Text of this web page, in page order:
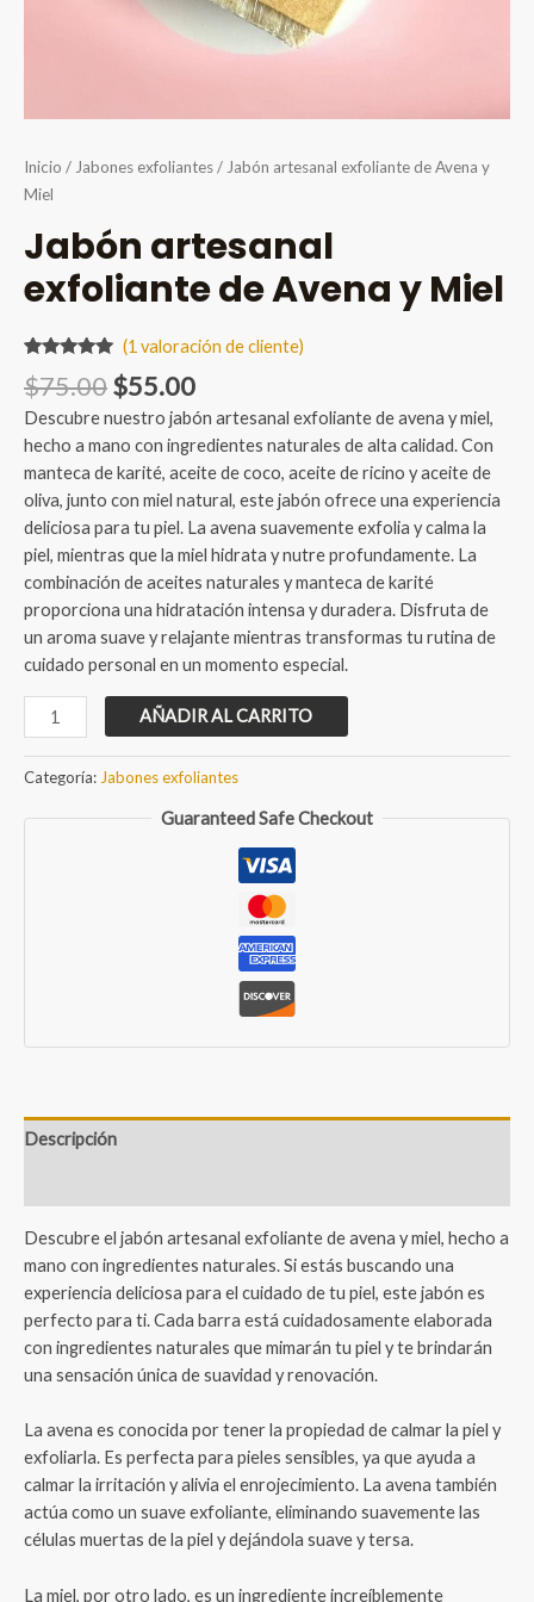
Inicio /Jabones exfoliantes/ Jabón artesanal exfoliante de Avena y
Miel
Jabón artesanal
exfoliante de Avena y Miel
Valorado
5.00sobre
5 basado
en
1
puntuación
de cliente
(1 valoración de cliente)
$75.00Original
price
was:
$75.00.
$55.00Current
price
is:
$55.00.
Descubre nuestro jabón artesanal exfoliante de avena y miel,
hecho a mano con ingredientes naturales de alta calidad. Con
manteca de karité, aceite de coco, aceite de ricino y aceite de
oliva, junto con miel natural, este jabón ofrece una experiencia
deliciosa para tu piel. La avena suavemente exfolia y calma la
piel, mientras que la miel hidrata y nutre profundamente. La
combinación de aceites naturales y manteca de karité
proporciona una hidratación intensa y duradera. Disfruta de
un aroma suave y relajante mientras transformas tu rutina de
cuidado personal en un momento especial.
Jabón
artesanal
exfoliante
Avena
AÑADIR AL CARRITO
Categoría: Jabones exfoliantes
Guaranteed Safe Checkout
Descripción
Descubre el jabón artesanal exfoliante de avena y miel, hecho a
mano con ingredientes naturales. Si estás buscando una
experiencia deliciosa para el cuidado de tu piel, este jabón es
perfecto para ti. Cada barra está cuidadosamente elaborada
con ingredientes naturales que mimarán tu piel y te brindarán
una sensación única de suavidad y renovación.
La avena es conocida por tener la propiedad de calmar la piel y
exfoliarla. Es perfecta para pieles sensibles, ya que ayuda a
calmar la irritación y alivia el enrojecimiento. La avena también
actúa como un suave exfoliante, eliminando suavemente las
células muertas de la piel y dejándola suave y tersa.
La miel, por otro lado, es un ingrediente increíblemente